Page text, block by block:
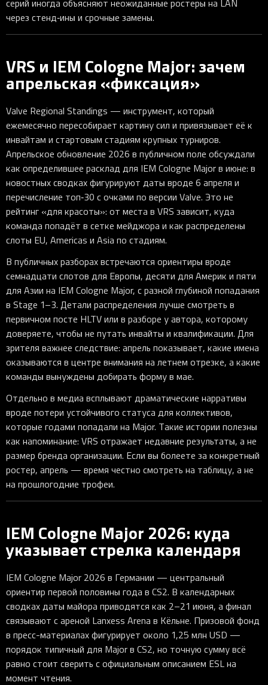
серий иногда объясняют неожиданные ростеры на LAN
через стенд‑ины и срочные замены.
VRS и IEM Cologne Major: зачем
апрельская «фиксация»
Valve Regional Standings — инструмент, который
ежемесячно пересобирает картину сил и привязывает её к
инвайтам и стартовым стадиям крупных турниров.
Апрельское обновление 2026 в публичном поле обсуждали
как определившее расклад для IEM Cologne Major в июне: в
новостных сводках фигурируют даты вроде 6 апреля и
перечисление топ‑30 с очками по версии Valve. Это не
рейтинг «для красоты»: от места в VRS зависит, куда
команда попадёт в сетке мейджора и как распределены
слоты EU, Americas и Asia по стадиям.
В публичных разборах встречаются ориентиры вроде
семнадцати слотов для Европы, десяти для Америк и пяти
для Азии на IEM Cologne Major, с разной глубиной попадания
в Stage 1–3. Детали распределения лучше смотреть в
первичном посте HLTV или в разборе у автора, которому
доверяете, чтобы не путать инвайты и квалификации. Для
зрителя важнее следствие: апрель показывает, какие имена
оказываются в центре внимания на летнем отрезке, а какие
команды вынуждены добирать форму в мае.
Отдельно в медиа всплывают драматические нарративы
вроде потери устойчивого статуса для коллективов,
которые годами попадали на Major. Такие истории полезны
как напоминание: VRS отражает недавние результаты, а не
размер бренда организации. Если вы болеете за конкретный
ростер, апрель — время честно смотреть на таблицу, а не
на прошлогодние трофеи.
IEM Cologne Major 2026: куда
указывает стрелка календаря
IEM Cologne Major 2026 в Германии — центральный
ориентир первой половины года в CS2. В календарных
сводках даты майора приводятся как 2–21 июня, а финал
связывают с ареной Lanxess Arena в Кёльне. Призовой фонд
в пресс-материалах фигурирует около 1,25 млн USD —
порядок типичный для Major в CS2, но точную сумму всё
равно стоит сверить с официальным описанием ESL на
момент чтения.